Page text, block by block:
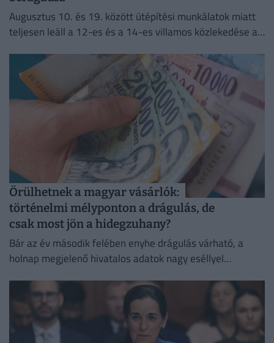
Augusztus 10. és 19. között útépítési munkálatok miatt
teljesen leáll a 12-es és a 14-es villamos közlekedése a
Örülhetnek a magyar vásárlók:
történelmi mélyponton a drágulás, de
csak most jön a hidegzuhany?
Bár az év második felében enyhe drágulás várható, a
holnap megjelenő hivatalos adatok nagy eséllyel
kamatvágását.